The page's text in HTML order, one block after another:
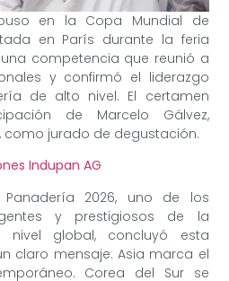
en la Copa Mundial de
en París durante la feria
una competencia que reunió a
y confirmó el liderazgo
de alto nivel. El certamen
de Marcelo Gálvez,
como jurado de degustación.
Indupan AG
2026, uno de los
y prestigiosos de la
nivel global, concluyó esta
claro mensaje: Asia marca el
Corea del Sur se